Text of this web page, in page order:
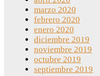
marzo 2020
febrero 2020
enero 2020
diciembre 2019
noviembre 2019
octubre 2019
septiembre 2019